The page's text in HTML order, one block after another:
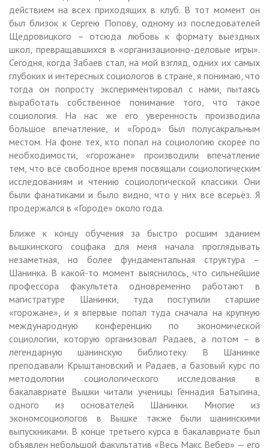
действием на всех приходящих в клуб. В тот момент он
был близок к Сергею Попову, одному из последователей
Щедровицкого – отсюда любовь к формату выездных
школ, превращавшихся в «организационно-деловые игры».
Сегодня, когда Забаев стал, на мой взгляд, одних их самых
глубоких и интересных социологов в стране, я понимаю, что
тогда он попросту экспериментировал с нами, пытаясь
выработать собственное понимание того, что такое
социология. На нас же его уверенность производила
большое впечатление, и «Город» был полусакральным
местом. На фоне тех, кто попал на социологию скорее по
необходимости, «горожане» производили впечатление
тем, что всё свободное время посвящали социологическим
исследованиям и чтению социологической классики. Они
были фанатиками и было видно, что у них всё всерьёз. Я
продержался в «Городе» около года.
Ближе к концу обучения за быстро росшим зданием
вышкинского соцфака для меня начала проглядывать
незаметная, но более фундаментальная структура –
Шанинка. В какой-то момент выяснилось, что сильнейшие
профессора факультета одновременно работают в
магистратуре Шанинки, туда поступили старшие
«горожане», и я впервые попал туда сначала на крупную
международную конференцию по экономической
социологии, которую организовал Радаев, а потом – в
легендарную шанинскую библиотеку. В Шанинке
преподавали Крыштановский и Радаев, а базовый курс по
методологии социологического исследования в
бакалавриате Вышки читали ученицы Геннадия Батыгина,
одного из основателей Шанинки. Многие из
экономсоциологов в Вышке также были шанинскими
выпускниками. В конце третьего курса в бакалавриате был
объявлен небольшой факультатив «Весь Макс Вебер» — его